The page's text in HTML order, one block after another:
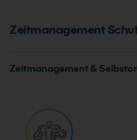
Zeitmanagement
Zeitmanagement &